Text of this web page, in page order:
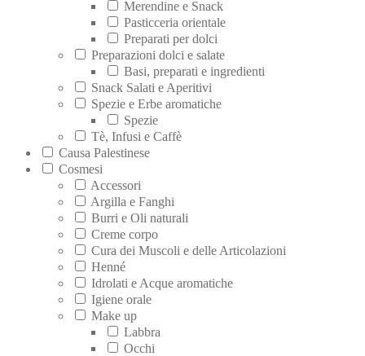
Merendine e Snack
Pasticceria orientale
Preparati per dolci
Preparazioni dolci e salate
Basi, preparati e ingredienti
Snack Salati e Aperitivi
Spezie e Erbe aromatiche
Spezie
Tè, Infusi e Caffè
Causa Palestinese
Cosmesi
Accessori
Argilla e Fanghi
Burri e Oli naturali
Creme corpo
Cura dei Muscoli e delle Articolazioni
Henné
Idrolati e Acque aromatiche
Igiene orale
Make up
Labbra
Occhi